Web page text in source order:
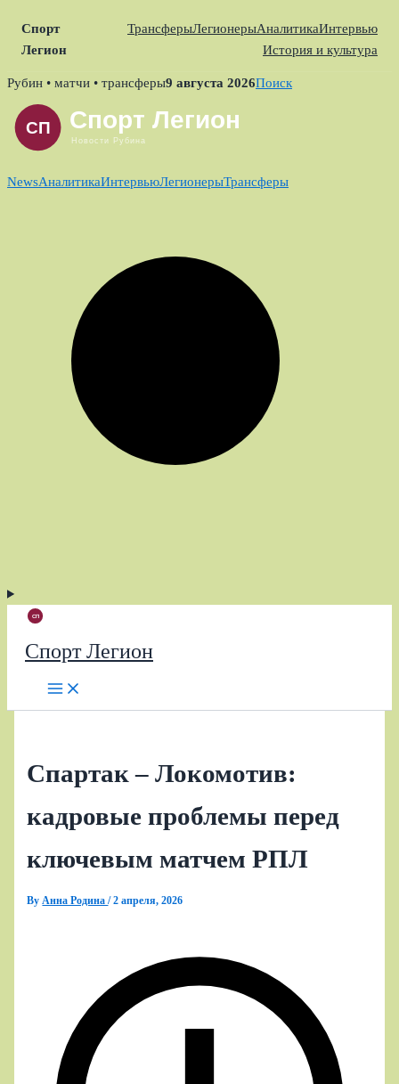
Спорт
Легион
ТрансферыЛегионерыАналитикаИнтервью
История и культура
Skip
content
Рубин • матчи • трансферы9 августа 2026Поиск
NewsАналитикаИнтервьюЛегионерыТрансферы
Спорт Легион
Спартак – Локомотив:
кадровые проблемы перед
ключевым матчем РПЛ
ByАнна Родина/2 апреля, 2026